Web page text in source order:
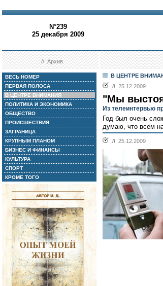
N°239
25 декабря 2009
//Архив
ВЕСЬ НОМЕР
ПЕРВАЯ ПОЛОСА
В ЦЕНТРЕ ВНИМАНИЯ
ПОЛИТИКА И ЭКОНОМИКА
ОБЩЕСТВО
ПРОИСШЕСТВИЯ
ЗАГРАНИЦА
КРУПНЫМ ПЛАНОМ
БИЗНЕС И ФИНАНСЫ
КУЛЬТУРА
СПОРТ
КРОМЕ ТОГО
В ЦЕНТРЕ
// 25.12.2009
"Мы
Из телеинтервью
Год был очень
думаю, что всем
// 25.12.2009